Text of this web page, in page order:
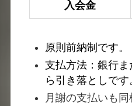
入会金
原則前納制です。
支払方法：銀行
ら引き落としです
月謝の支払いも同